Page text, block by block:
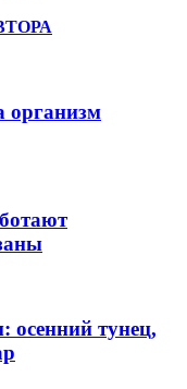
организм
осенний тунец,